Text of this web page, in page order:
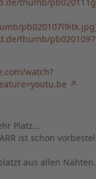
thumb/
watch?
Platz...
ist schon
aus allen